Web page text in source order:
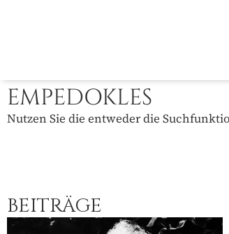
EMPEDOKLES
Nutzen Sie die entweder die
BEITRÄGE